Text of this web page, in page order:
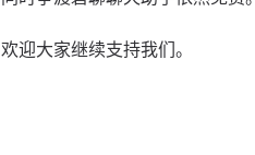
欢迎大家继续支持我们。